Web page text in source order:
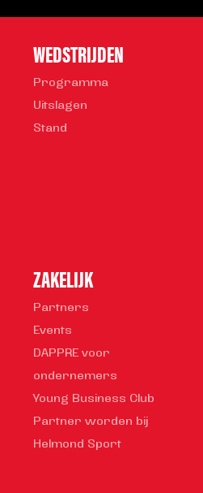
WEDSTRIJDEN
Programma
Uitslagen
Stand
ZAKELIJK
Partners
Events
DAPPRE voor
ondernemers
Young Business Club
Partner worden bij
Helmond Sport